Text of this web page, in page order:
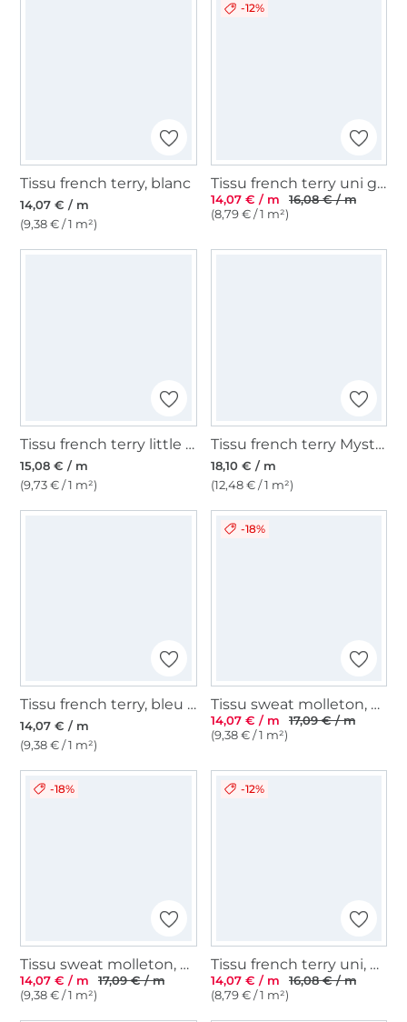
Tissu french terry, blanc
14,07 € / m
(9,38 € / 1 m²)
-12%
Tissu french terry uni gratté, bleu indigo
14,07 € / m
16,08 € / m
(8,79 € / 1 m²)
Tissu french terry little dots, lie de vin
15,08 € / m
(9,73 € / 1 m²)
Tissu french terry Mystical Forest, noir
18,10 € / m
(12,48 € / 1 m²)
Tissu french terry, bleu pétrole pâle
14,07 € / m
(9,38 € / 1 m²)
-18%
Tissu sweat molleton, bleu marine
14,07 € / m
17,09 € / m
(9,38 € / 1 m²)
-18%
Tissu sweat molleton, noir
14,07 € / m
17,09 € / m
(9,38 € / 1 m²)
-12%
Tissu french terry uni, marron foncé
14,07 € / m
16,08 € / m
(8,79 € / 1 m²)